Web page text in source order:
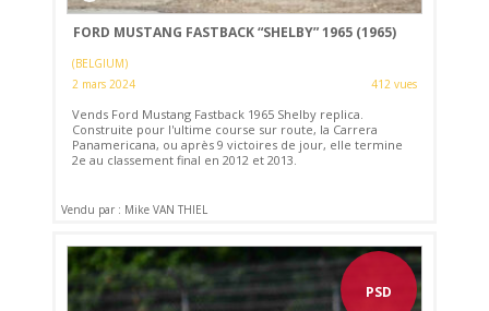
FORD MUSTANG FASTBACK “SHELBY” 1965 (1965)
(BELGIUM)
2 mars 2024
412 vues
Vends Ford Mustang Fastback 1965 Shelby replica.
Construite pour l'ultime course sur route, la Carrera
Panamericana, ou après 9 victoires de jour, elle termine
2e au classement final en 2012 et 2013.
Vendu par : Mike VAN THIEL
PSD